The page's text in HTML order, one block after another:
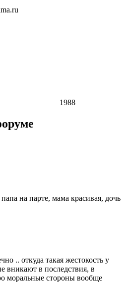
1988
на парте, мама красивая, дочь
.. откуда такая жестокость у
вникают в последствия, в
моральные стороны вообще